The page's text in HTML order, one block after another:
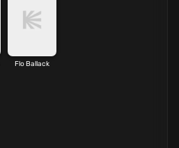
Flo Ballack